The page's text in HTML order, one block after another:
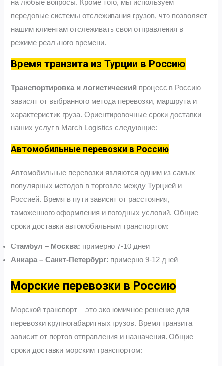
на любые вопросы. Кроме того, мы используем
передовые системы отслеживания грузов, что позволяет
нашим клиентам отслеживать свои отправления в
режиме реального времени.
Время транзита из Турции в Россию
Транспортировка и логистический процесс в Россию
зависят от выбранного метода перевозки, маршрута и
характеристик груза. Ориентировочные сроки доставки
наших услуг в March Logistics следующие:
Автомобильные перевозки в Россию
Автомобильные перевозки являются одним из самых
популярных методов в торговле между Турцией и
Россией. Время в пути зависит от расстояния,
таможенного оформления и погодных условий. Общие
сроки доставки автомобильным транспортом:
Стамбул – Москва: примерно 7-10 дней
Анкара – Санкт-Петербург: примерно 9-12 дней
Морские перевозки в Россию
Морской транспорт – это экономичное решение для
перевозки крупногабаритных грузов. Время транзита
зависит от портов отправления и назначения. Общие
сроки доставки морским транспортом: